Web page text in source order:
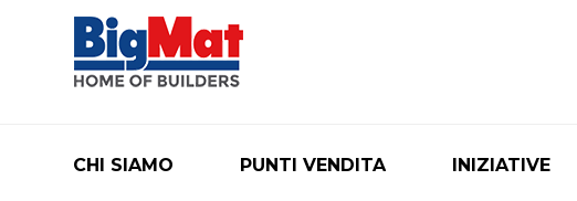
CHI SIAMO PUNTI VENDITA INIZIATIVE